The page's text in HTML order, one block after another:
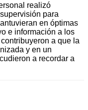
realizó
para
en óptimas
e información a los
a que la
y en un
a recordar a